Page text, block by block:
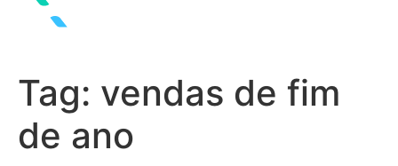
Tag: vendas de fim
de ano